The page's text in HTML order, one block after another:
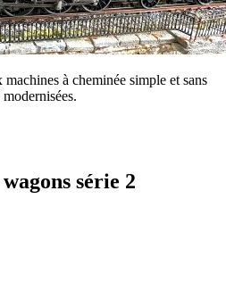
machines à cheminée simple et sans
série 2